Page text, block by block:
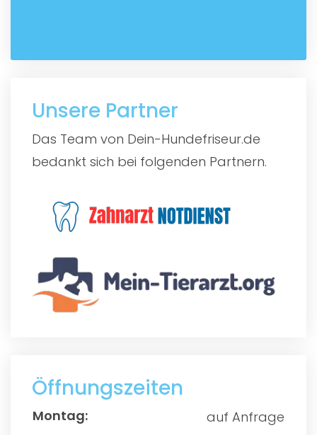
Unsere Partner
Das Team von Dein-Hundefriseur.de
bedankt sich bei folgenden Partnern.
Öffnungszeiten
auf Anfrage